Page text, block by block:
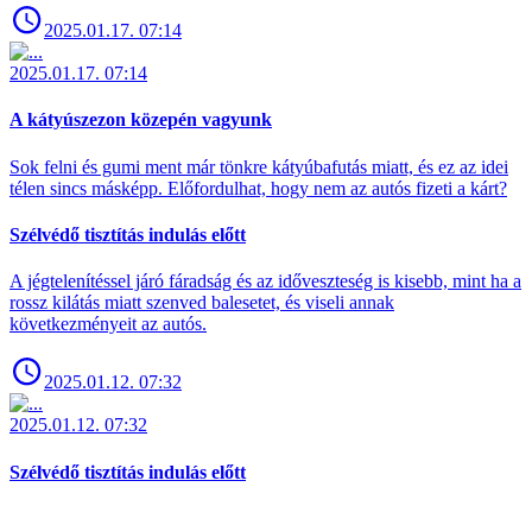
2025.01.17. 07:14
2025.01.17. 07:14
A kátyúszezon közepén vagyunk
Sok felni és gumi ment már tönkre kátyúbafutás miatt, és ez az idei
télen sincs másképp. Előfordulhat, hogy nem az autós fizeti a kárt?
Szélvédő tisztítás indulás előtt
A jégtelenítéssel járó fáradság és az időveszteség is kisebb, mint ha a
rossz kilátás miatt szenved balesetet, és viseli annak
következményeit az autós.
2025.01.12. 07:32
2025.01.12. 07:32
Szélvédő tisztítás indulás előtt